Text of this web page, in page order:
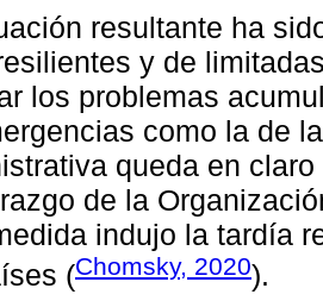
resultante ha
y de
los problemas
como la de
queda en
de la
indujo la tardía
(Chomsky, 2020).